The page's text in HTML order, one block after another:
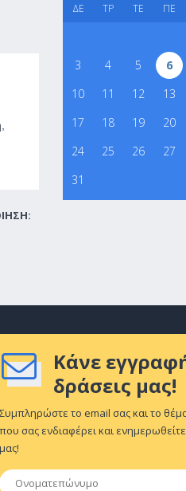
ΔΕ ΤΡ ΤΕ ΠΕ
3
4 5 6
10
11 12 13
17
18 19 20
24
25 26 27
31
Κάνε
δράσεις μας!
Συμπληρώστε το email σας και το
που σας ενδιαφέρει και ενημερωθείτε
μας!
Ονοματεπώνυμο